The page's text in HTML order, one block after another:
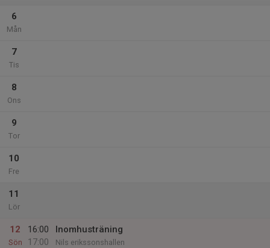
6
Mån
7
Tis
8
Ons
9
Tor
10
Fre
11
Lör
12
Sön
16:00
17:00
Inomhusträning
Nils erikssonshallen